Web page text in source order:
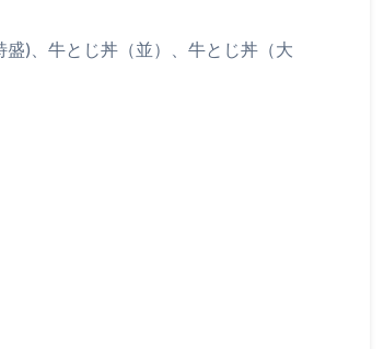
)、牛とじ丼（並）、牛とじ丼（大